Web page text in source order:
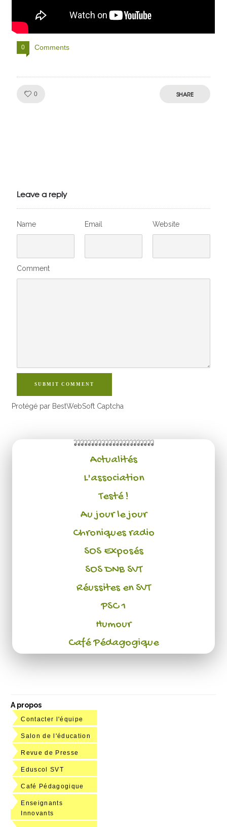
0 Comments
0 SHARE
Leave a reply
Name Email Website
Comment
SUBMIT COMMENT
Protégé par BestWebSoft Captcha
Actualités
L'association
Testé !
Au jour le jour
Chroniques radio
SOS Exposés
SOS DNB SVT
Réussites en SVT
PSC 1
Humour
Café Pédagogique
A propos
Contacter l'équipe
Salon de l'éducation
Revue de Presse
Eduscol SVT
Café Pédagogique
Enseignants
Innovants